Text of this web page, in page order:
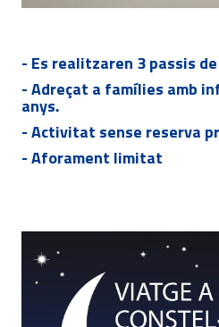
- Es realitzaren 3 passis
- Adreçat a famílies amb
anys.
- Activitat sense reserva
- Aforament limitat